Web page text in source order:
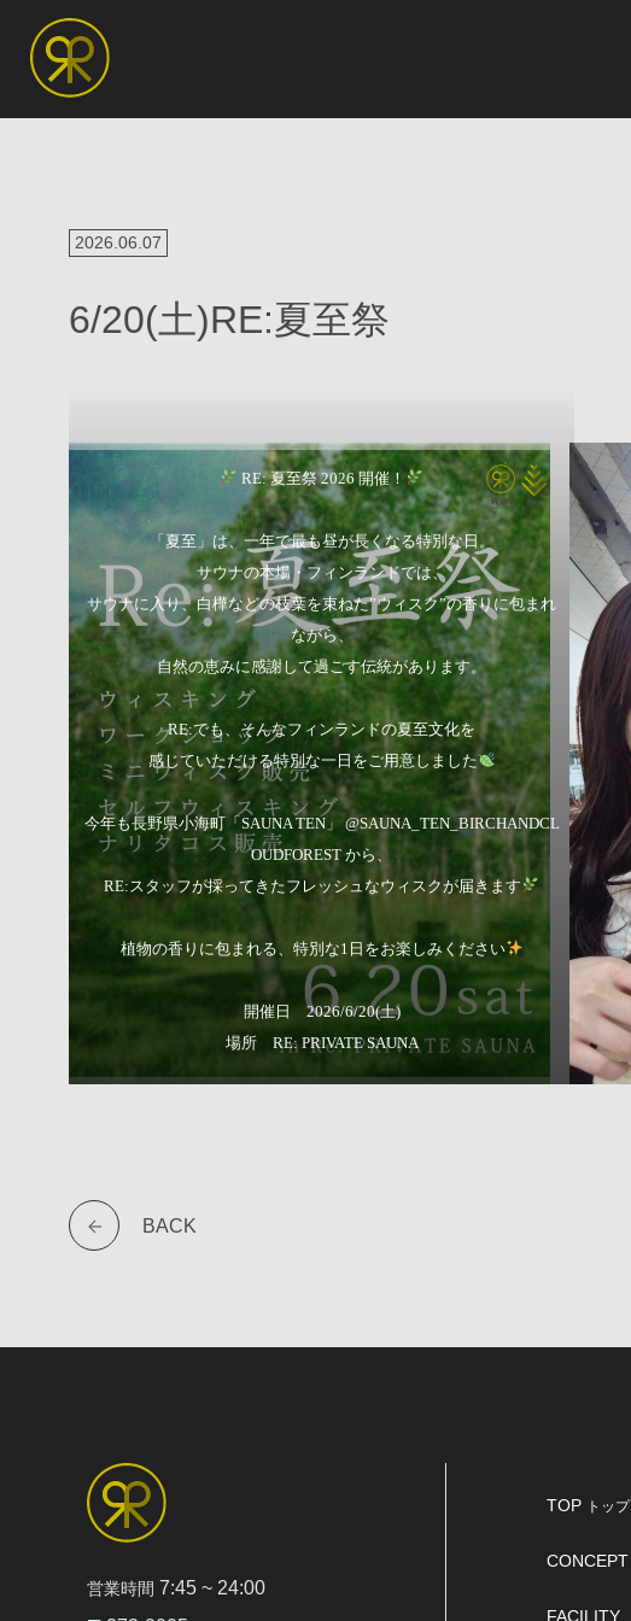
2026.06.07
6/20(土)RE:夏至祭
RE: 夏至祭 2026 開催！
「夏至」は、一年で最も昼が長くなる特別な日。
サウナの本場・フィンランドでは、
サウナに入り、白樺などの枝葉を束ねた”ウィスク”の香りに包まれ
ながら、
自然の恵みに感謝して過ごす伝統があります。
RE:でも、そんなフィンランドの夏至文化を
感じていただける特別な一日をご用意しました
今年も長野県小海町「SAUNA TEN」 @SAUNA_TEN_BIRCHANDCL
OUDFOREST から、
RE:スタッフが採ってきたフレッシュなウィスクが届きます
植物の香りに包まれる、特別な1日をお楽しみください
開催日 2026/6/20(土)
場所 RE: PRIVATE SAUNA
ミニウィスク販売 → セルフウィスキング
BACK
営業時間 7:45 ~ 24:00
TOP トップ
CONCEPT
FACILITY